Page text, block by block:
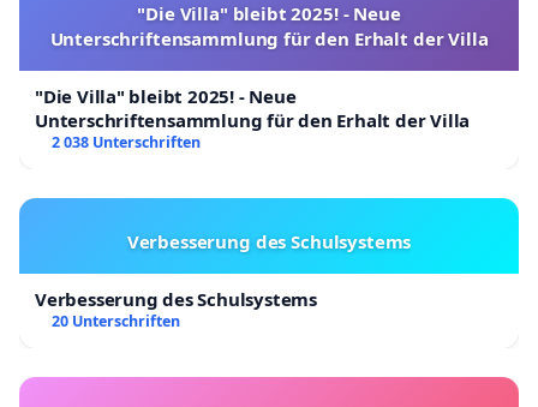
"Die Villa" bleibt 2025! - Neue
Unterschriftensammlung für den Erhalt der Villa
"Die Villa" bleibt 2025! - Neue
Unterschriftensammlung für den Erhalt der Villa
2 038 Unterschriften
Verbesserung des Schulsystems
Verbesserung des Schulsystems
20 Unterschriften